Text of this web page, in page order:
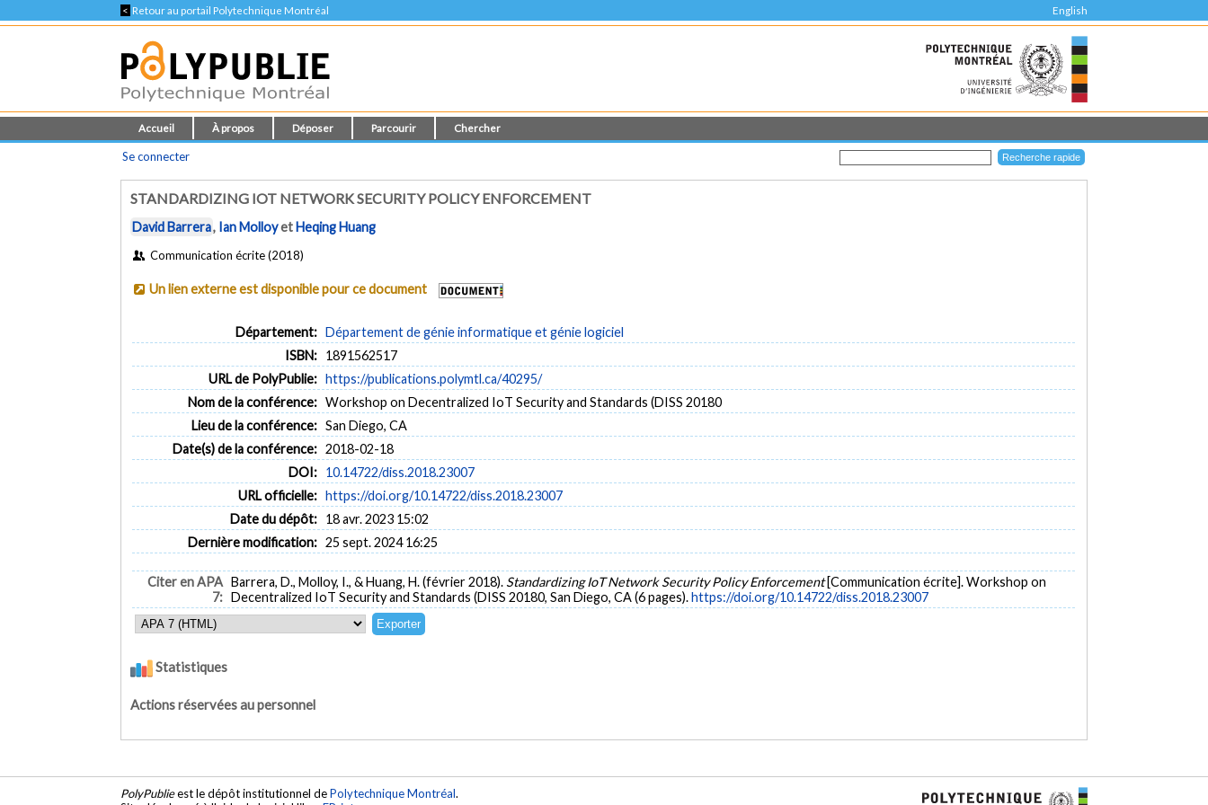
< Retour au portail Polytechnique Montréal English
Accueil À propos Déposer Parcourir Chercher
Se connecter
STANDARDIZING IOT NETWORK SECURITY POLICY ENFORCEMENT
David Barrera, Ian MolloyetHeqing Huang
Communication écrite (2018)
Un lien externe est disponible pour ce document
Département: Département de génie informatique et génie logiciel
ISBN: 1891562517
URL de PolyPublie: https://publications.polymtl.ca/40295/
Nom de la conférence: Workshop on Decentralized IoT Security and Standards (DISS 20180
Lieu de la conférence: San Diego, CA
Date(s) de la conférence: 2018-02-18
DOI: 10.14722/diss.2018.23007
URL officielle: https://doi.org/10.14722/diss.2018.23007
Date du dépôt: 18 avr. 2023 15:02
Dernière modification: 25 sept. 2024 16:25
Citer en APA
7:
Barrera, D., Molloy, I., & Huang, H. (février 2018). Standardizing IoT Network Security Policy Enforcement[Communication écrite]. Workshop on
Decentralized IoT Security and Standards (DISS 20180, San Diego, CA (6 pages).https://doi.org/10.14722/diss.2018.23007
Statistiques
Actions réservées au personnel
PolyPublieest le dépôt institutionnel dePolytechnique Montréal.